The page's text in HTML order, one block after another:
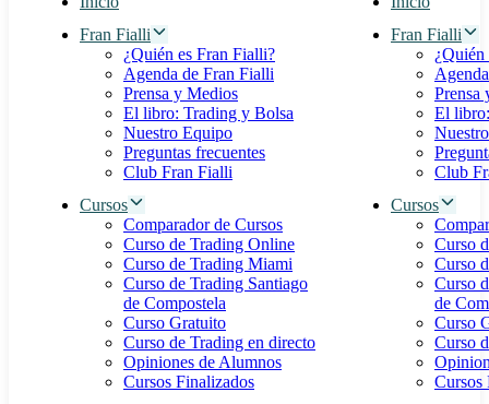
Fran Fialli
¿Quién es Fran Fialli?
Agenda de Fran Fialli
Prensa y Medios
El libro: Trading y Bolsa
Nuestro Equipo
Preguntas frecuentes
Club Fran Fialli
Cursos
Comparador de Cursos
Curso de Trading Online
Curso de Trading Miami
Curso de Trading Santiago
de Compostela
Curso Gratuito
Curso de Trading en directo
Opiniones de Alumnos
Cursos Finalizados
Fran Fialli
Prensa
El
Club
Cursos
Curso
Curso
Curso
de
Curso
Curso
Cursos